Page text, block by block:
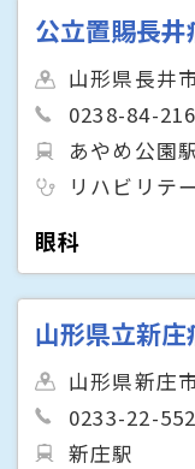
公立置賜長井
山形県長井
0238-84-
あやめ公園
リハビリテ
眼科
山形県立新庄
山形県新庄
0233-22-
新庄駅